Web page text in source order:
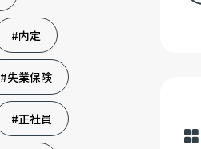
#内定
#失業保険
#正社員